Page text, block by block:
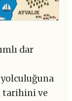
dar
tarihini ve